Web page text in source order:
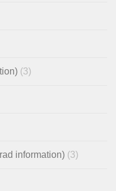
(3)
information) (3)